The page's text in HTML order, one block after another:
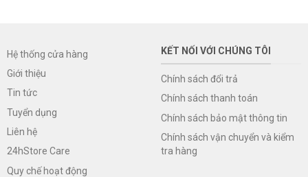
Hệ thống cửa hàng
Giới thiệu
Tin tức
Tuyển dụng
Liên hệ
24hStore Care
Quy chế hoạt động
KẾT NỐI VỚI CHÚNG TÔI
Chính sách đổi trả
Chính sách thanh toán
Chính sách bảo mật thông tin
Chính sách vận chuyển và kiểm
tra hàng